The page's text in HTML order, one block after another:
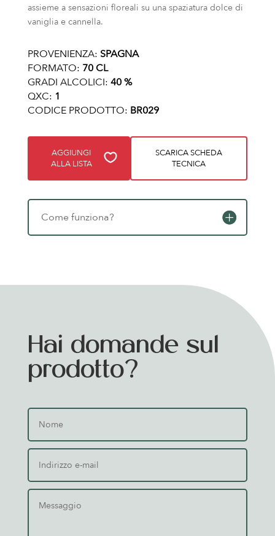
assieme a sensazioni floreali su una spaziatura dolce di
vaniglia e cannella.
PROVENIENZA: SPAGNA
FORMATO: 70 CL
GRADI ALCOLICI: 40 %
QXC: 1
CODICE PRODOTTO: BR029
AGGIUNGI
ALLA LISTA
SCARICA SCHEDA
TECNICA
Come funziona?
Hai domande sul
prodotto?